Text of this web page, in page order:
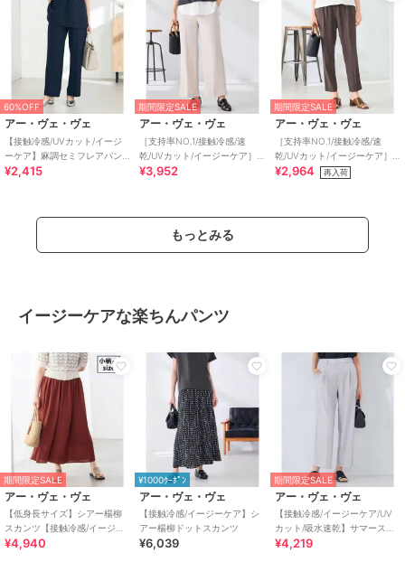
60%OFF
アー・ヴェ・ヴェ
【接触冷感/UVカット/イージ
ーケア】麻調セミフレアパン
ツ
¥2,415
期間限定SALE
アー・ヴェ・ヴェ
［支持率NO.1/接触冷感/速
乾/UVカット/イージーケア］
スッキリ見えストレートパン
¥3,952
期間限定SALE
アー・ヴェ・ヴェ
［支持率NO.1/接触冷感/速
乾/UVカット/イージーケア］
イージーテーパードパンツ
¥2,964 再入荷
もっとみる
イージーケアな楽ちんパンツ
期間限定SALE
アー・ヴェ・ヴェ
【低身長サイズ】シアー楊柳
スカンツ【接触冷感/イージー
ケア/マシンウォッシャブル】
¥4,940
¥1000ｸｰﾎﾟﾝ
アー・ヴェ・ヴェ
【接触冷感/イージーケア】シ
アー楊柳ドットスカンツ
¥6,039
期間限定SALE
アー・ヴェ・ヴェ
【接触冷感/イージーケア/UV
カット/吸水速乾】サマースト
レッチワイドパンツ
¥4,219